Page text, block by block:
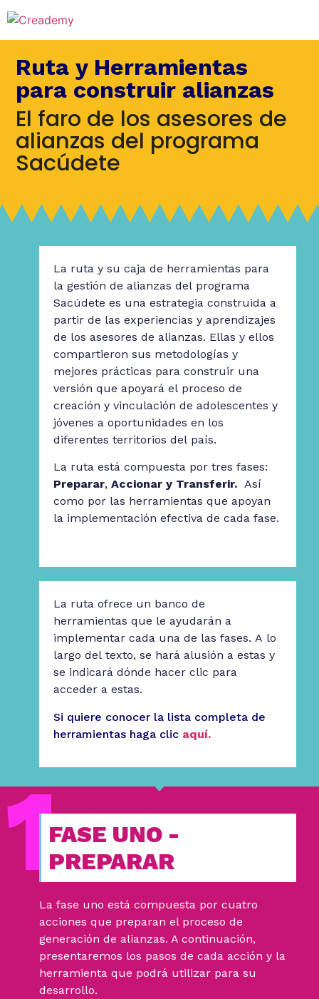
Ruta y Herramientas
para construir alianzas
El faro de los asesores de
alianzas del programa
Sacúdete
La ruta y su caja de herramientas para
la gestión de alianzas del programa
Sacúdete es una estrategia construida a
partir de las experiencias y aprendizajes
de los asesores de alianzas. Ellas y ellos
compartieron sus metodologías y
mejores prácticas para construir una
versión que apoyará el proceso de
creación y vinculación de adolescentes y
jóvenes a oportunidades en los
diferentes territorios del país.
La ruta está compuesta por tres fases:
Preparar, Accionar y Transferir.Así
como por las herramientas que apoyan
la implementación efectiva de cada fase.
La ruta ofrece un banco de
herramientas que le ayudarán a
implementar cada una de las fases. A lo
largo del texto, se hará alusión a estas y
se indicará dónde hacer clic para
acceder a estas.
Si quiere conocer la lista completa de
herramientas haga clic aquí.
FASE UNO -
PREPARAR
La fase uno está compuesta por cuatro
acciones que preparan el proceso de
generación de alianzas. A continuación,
presentaremos los pasos de cada acción y la
herramienta que podrá utilizar para su
desarrollo.